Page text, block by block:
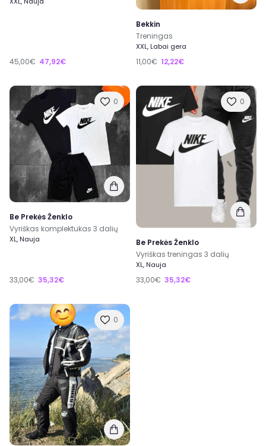
45,00€ 47,92€
Bekkin
Treningas
XXL, Labai gera
11,00€ 12,22€
0
Be Prekės Ženklo
Vyriškas komplektukas 3 dalių
XL, Nauja
33,00€ 35,32€
0
Be Prekės Ženklo
Vyriškas treningas 3 dalių
XL, Nauja
33,00€ 35,32€
0